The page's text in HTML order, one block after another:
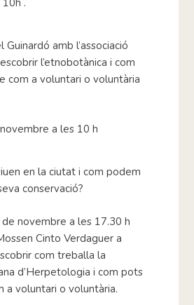
Guinardó amb l’associació
l’etnobotànica i com
com a voluntari o voluntària
a les 10 h
en la ciutat i com podem
conservació?
novembre a les 17.30 h
Cinto Verdaguer a
com treballa la
d’Herpetologia i com pots
a voluntari o voluntària.